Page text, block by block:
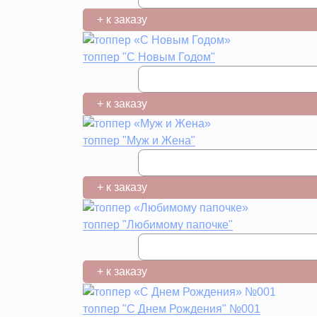
+ к заказу
топпер "С Новым Годом"
+ к заказу
топпер "Муж и Жена"
+ к заказу
топпер "Любимому папочке"
+ к заказу
топпер "С Днем Рождения" №001